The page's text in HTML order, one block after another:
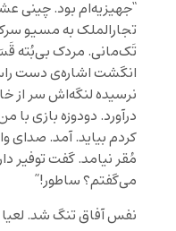
“جهیزیه‌ام بود. چینی
تجارالملک به مسیو
تَک‌مانی. مردک بی‌بُته
انگشت اشاره‌ی دست
نرسیده لنگه‌اش سر از
درآورد. دودوزه بازی با
کردم بیاید. آمد. صدای
مُقر نیامد. گفت توفیر
می‌گفتم؟ ساطور!”
نفس آفاق تنگ شد. لعیا